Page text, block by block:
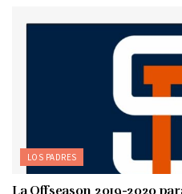
LOS PADRES
La Offseason 2019-2020